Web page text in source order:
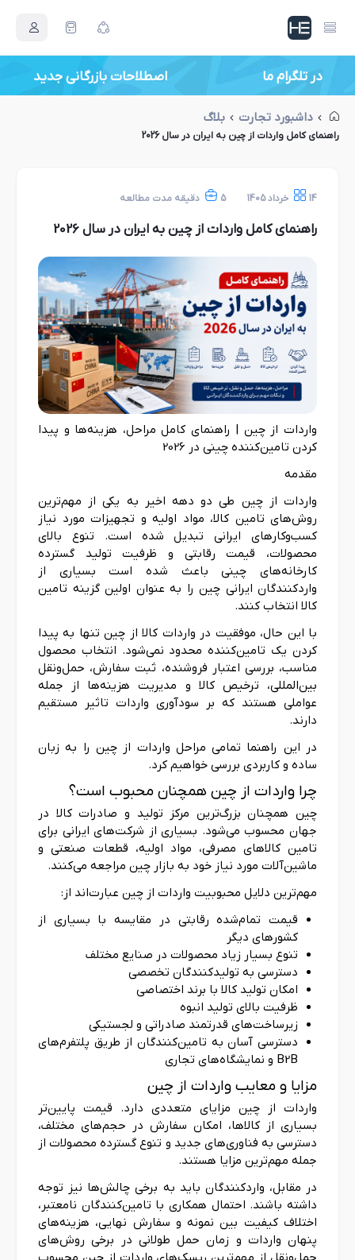
در تلگرام ما اصطلاحات بازرگانی جدید
داشبورد تجارت بلاگ
راهنمای کامل واردات از چین به ایران در سال 2026
14 خرداد 1405 5 دقیقه مدت مطالعه
راهنمای کامل واردات از چین به ایران در سال 2026
واردات از چین | راهنمای کامل مراحل، هزینه‌ها و پیدا
کردن تامین‌کننده چینی در 2026
مقدمه
واردات از چین طی دو دهه اخیر به یکی از مهم‌ترین
روش‌های تامین کالا، مواد اولیه و تجهیزات مورد نیاز
کسب‌وکارهای ایرانی تبدیل شده است. تنوع بالای
محصولات، قیمت رقابتی و ظرفیت تولید گسترده
کارخانه‌های چینی باعث شده است بسیاری از
واردکنندگان ایرانی چین را به عنوان اولین گزینه تامین
کالا انتخاب کنند.
با این حال، موفقیت در واردات کالا از چین تنها به پیدا
کردن یک تامین‌کننده محدود نمی‌شود. انتخاب محصول
مناسب، بررسی اعتبار فروشنده، ثبت سفارش، حمل‌ونقل
بین‌المللی، ترخیص کالا و مدیریت هزینه‌ها از جمله
عواملی هستند که بر سودآوری واردات تاثیر مستقیم
دارند.
در این راهنما تمامی مراحل واردات از چین را به زبان
ساده و کاربردی بررسی خواهیم کرد.
چرا واردات از چین همچنان محبوب است؟
چین همچنان بزرگ‌ترین مرکز تولید و صادرات کالا در
جهان محسوب می‌شود. بسیاری از شرکت‌های ایرانی برای
تامین کالاهای مصرفی، مواد اولیه، قطعات صنعتی و
ماشین‌آلات مورد نیاز خود به بازار چین مراجعه می‌کنند.
مهم‌ترین دلایل محبوبیت واردات از چین عبارت‌اند از:
قیمت تمام‌شده رقابتی در مقایسه با بسیاری از
کشورهای دیگر
تنوع بسیار زیاد محصولات در صنایع مختلف
دسترسی به تولیدکنندگان تخصصی
امکان تولید کالا با برند اختصاصی
ظرفیت بالای تولید انبوه
زیرساخت‌های قدرتمند صادراتی و لجستیکی
دسترسی آسان به تامین‌کنندگان از طریق پلتفرم‌های
B2B و نمایشگاه‌های تجاری
مزایا و معایب واردات از چین
واردات از چین مزایای متعددی دارد. قیمت پایین‌تر
بسیاری از کالاها، امکان سفارش در حجم‌های مختلف،
دسترسی به فناوری‌های جدید و تنوع گسترده محصولات از
جمله مهم‌ترین مزایا هستند.
در مقابل، واردکنندگان باید به برخی چالش‌ها نیز توجه
داشته باشند. احتمال همکاری با تامین‌کنندگان نامعتبر،
اختلاف کیفیت بین نمونه و سفارش نهایی، هزینه‌های
پنهان واردات و زمان حمل طولانی در برخی روش‌های